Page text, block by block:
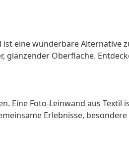
eine wunderbare Alternative
Oberfläche.
Eine Foto-Leinwand aus Textil
Erlebnisse,